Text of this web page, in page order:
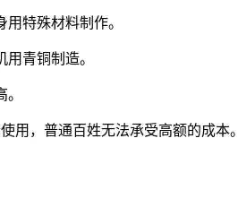
特殊材料制作。
青铜制造。
用，普通百姓无法承受高额的成本。